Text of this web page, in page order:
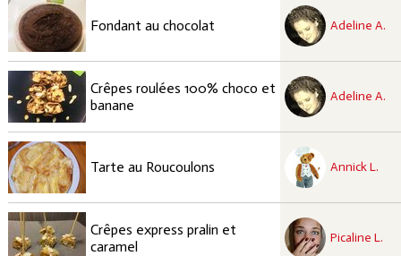
Fondant au chocolat Adeline A.
recette à tester
Crêpes roulées 100% choco et
banane
Adeline A.
recette à tester
Tarte au Roucoulons Annick L.
recette à tester
Crêpes express pralin et
caramel
Picaline L.
recette à tester